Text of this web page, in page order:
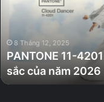
Màu
của
năm
2026
8 Tháng 12, 2025
PANTONE 11-
sắc của năm 2026